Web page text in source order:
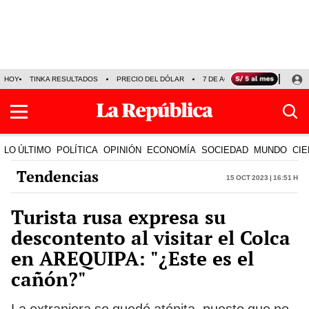
HOY TINKA RESULTADOS PRECIO DEL DÓLAR 7 DE AGOSTO OLLANTA
LO ÚLTIMO POLÍTICA OPINIÓN ECONOMÍA SOCIEDAD MUNDO
Tendencias 15 Oct 2023 | 16:51 h
Turista rusa expresa su
descontento al visitar el Colca
en AREQUIPA: "¿Este es el
cañón?"